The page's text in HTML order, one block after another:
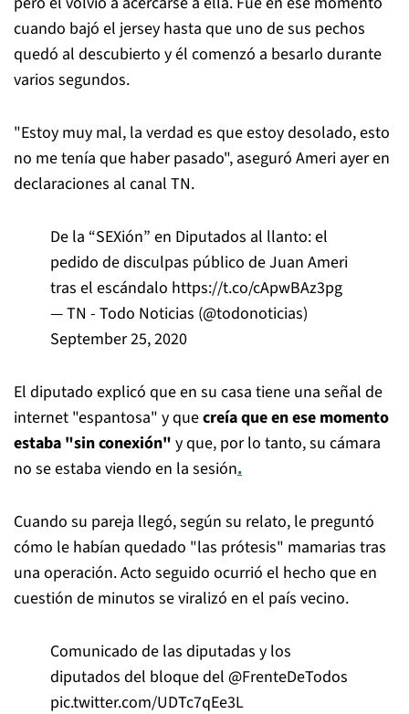
cuando bajó el jersey hasta que uno de sus pechos
quedó al descubierto y él comenzó a besarlo durante
varios segundos.
"Estoy muy mal, la verdad es que estoy desolado, esto
no me tenía que haber pasado", aseguró Ameri ayer en
declaraciones al canal TN.
De la “SEXión” en Diputados al llanto: el
pedido de disculpas público de Juan Ameri
tras el escándalo https://t.co/cApwBAz3pg
— TN - Todo Noticias (@todonoticias)
September 25, 2020
El diputado explicó que en su casa tiene una señal de
internet "espantosa" y quecreía que en ese momento
estaba "sin conexión" y que, por lo tanto, su cámara
no se estaba viendo en la sesión.
Cuando su pareja llegó, según su relato, le preguntó
cómo le habían quedado "las prótesis" mamarias tras
una operación. Acto seguido ocurrió el hecho que en
cuestión de minutos se viralizó en el país vecino.
Comunicado de las diputadas y los
diputados del bloque del @FrenteDeTodos
pic.twitter.com/UDTc7qEe3L